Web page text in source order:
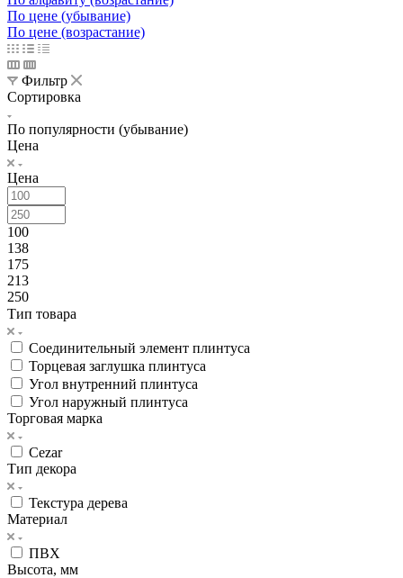
По цене (убывание)
По цене (возрастание)
Фильтр
Сортировка
По популярности (убывание)
Цена
Цена
100
138
175
213
250
Тип товара
Соединительный элемент плинтуса
Торцевая заглушка плинтуса
Угол внутренний плинтуса
Угол наружный плинтуса
Торговая марка
Cezar
Тип декора
Текстура дерева
Материал
ПВХ
Высота, мм